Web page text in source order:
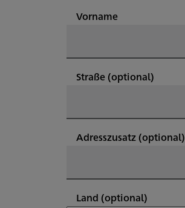
Vorname
Straße (optional)
Adresszusatz (optional)
Land (optional)